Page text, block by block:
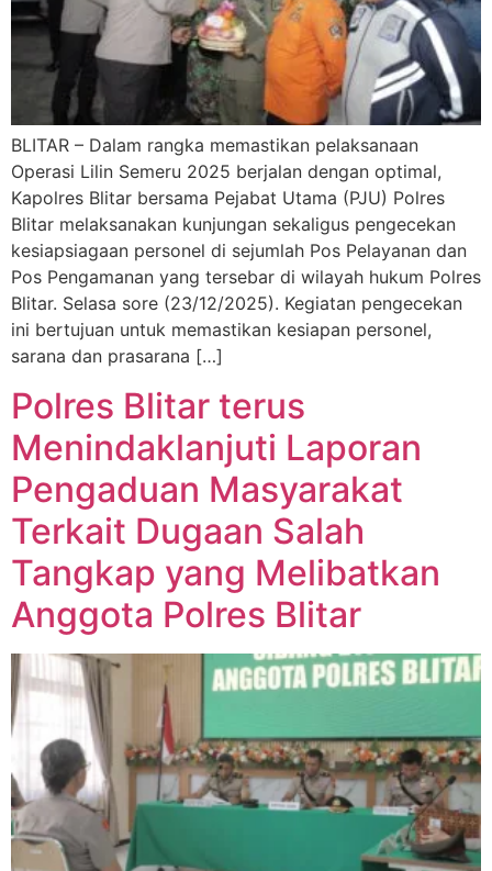
BLITAR – Dalam rangka memastikan pelaksanaan
Operasi Lilin Semeru 2025 berjalan dengan optimal,
Kapolres Blitar bersama Pejabat Utama (PJU) Polres
Blitar melaksanakan kunjungan sekaligus pengecekan
kesiapsiagaan personel di sejumlah Pos Pelayanan dan
Pos Pengamanan yang tersebar di wilayah hukum Polres
Blitar. Selasa sore (23/12/2025). Kegiatan pengecekan
ini bertujuan untuk memastikan kesiapan personel,
sarana dan prasarana […]
Polres Blitar terus
Menindaklanjuti Laporan
Pengaduan Masyarakat
Terkait Dugaan Salah
Tangkap yang Melibatkan
Anggota Polres Blitar